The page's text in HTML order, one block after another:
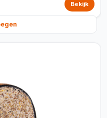
Bekijk